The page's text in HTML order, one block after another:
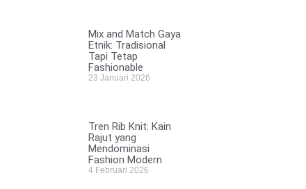
Mix and Match Gaya
Etnik: Tradisional
Tapi Tetap
Fashionable
23 Januari 2026
Tren Rib Knit: Kain
Rajut yang
Mendominasi
Fashion Modern
4 Februari 2026